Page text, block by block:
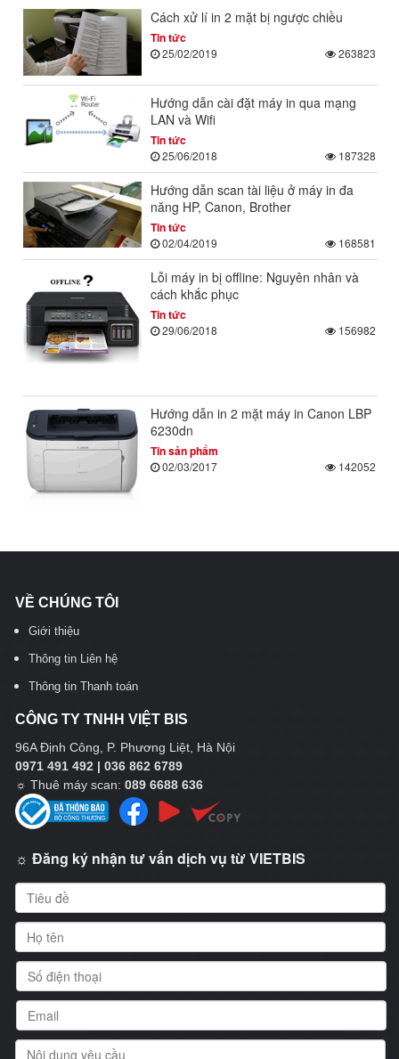
Cách xử lí in 2 mặt bị ngược chiều
Tin tức
25/02/2019 263823
Hướng dẫn cài đặt máy in qua mạng
LAN và Wifi
Tin tức
25/06/2018 187328
Hướng dẫn scan tài liệu ở máy in đa
năng HP, Canon, Brother
Tin tức
02/04/2019 168581
Lỗi máy in bị offline: Nguyên nhân và
cách khắc phục
Tin tức
29/06/2018 156982
Hướng dẫn in 2 mặt máy in Canon LBP
6230dn
Tin sản phẩm
02/03/2017 142052
VỀ CHÚNG TÔI
Giới thiệu
Thông tin Liên hệ
Thông tin Thanh toán
CÔNG TY TNHH VIỆT BIS
96A Định Công, P. Phương Liệt, Hà Nội
0971 491 492 | 036 862 6789
☼ Thuê máy scan: 089 6688 636
☼ Đăng ký nhận tư vấn dịch vụ từ VIETBIS